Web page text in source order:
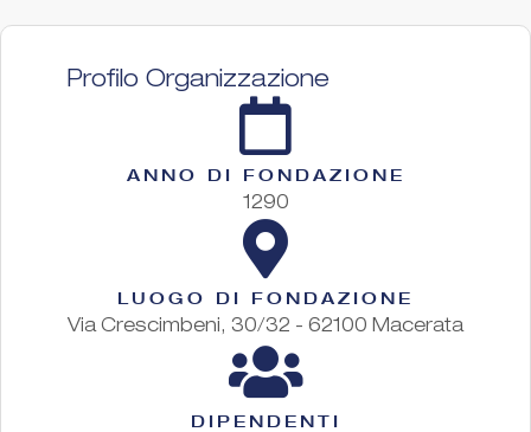
Profilo Organizzazione
ANNO DI FONDAZIONE
1290
LUOGO DI FONDAZIONE
Via Crescimbeni, 30/32 - 62100 Macerata
DIPENDENTI